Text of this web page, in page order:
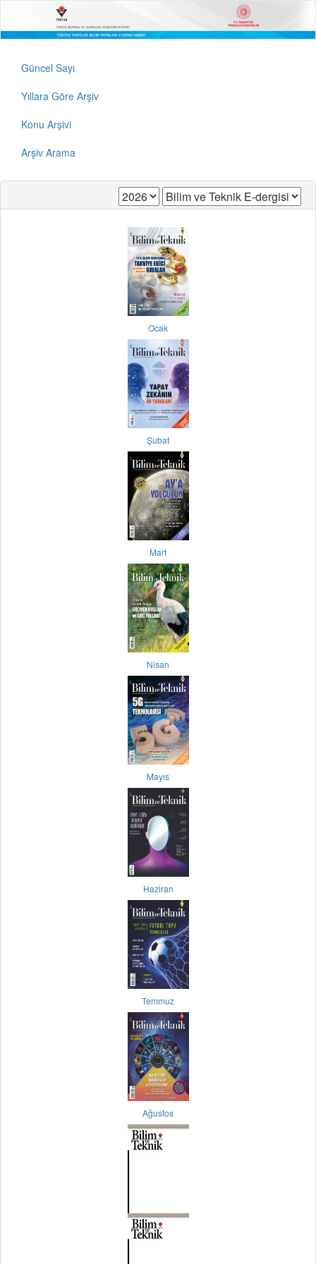
Güncel Sayı
Yıllara Göre Arşiv
Konu Arşivi
Arşiv Arama
Ocak
Şubat
Mart
Nisan
Mayıs
Haziran
Temmuz
Ağustos